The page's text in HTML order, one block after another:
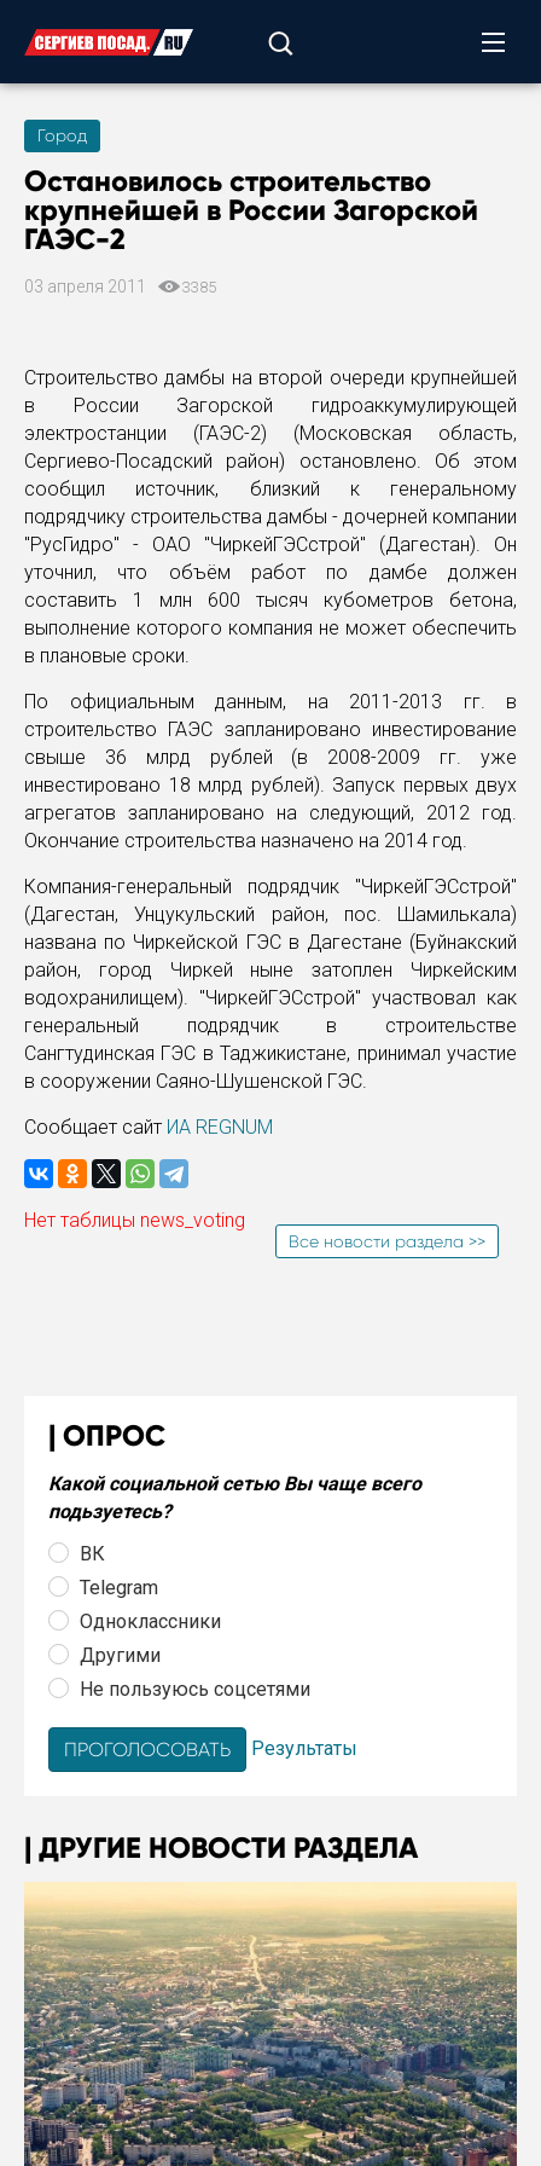
Город
Остановилось строительство
крупнейшей в России Загорской
ГАЭС-2
03 апреля 2011 3385
Строительство дамбы на второй очереди крупнейшей
в России Загорской гидроаккумулирующей
электростанции (ГАЭС-2) (Московская область,
Сергиево-Посадский район) остановлено. Об этом
сообщил источник, близкий к генеральному
подрядчику строительства дамбы - дочерней компании
"РусГидро" - ОАО "ЧиркейГЭСстрой" (Дагестан). Он
уточнил, что объём работ по дамбе должен
составить 1 млн 600 тысяч кубометров бетона,
выполнение которого компания не может обеспечить
в плановые сроки.
По официальным данным, на 2011-2013 гг. в
строительство ГАЭС запланировано инвестирование
свыше 36 млрд рублей (в 2008-2009 гг. уже
инвестировано 18 млрд рублей). Запуск первых двух
агрегатов запланировано на следующий, 2012 год.
Окончание строительства назначено на 2014 год.
Компания-генеральный подрядчик "ЧиркейГЭСстрой"
(Дагестан, Унцукульский район, пос. Шамилькала)
названа по Чиркейской ГЭС в Дагестане (Буйнакский
район, город Чиркей ныне затоплен Чиркейским
водохранилищем). "ЧиркейГЭСстрой" участвовал как
генеральный подрядчик в строительстве
Сангтудинская ГЭС в Таджикистане, принимал участие
в сооружении Саяно-Шушенской ГЭС.
Сообщает сайт ИА REGNUM
Нет таблицы news_voting
Все новости раздела >>
ОПРОС
Какой социальной сетью Вы чаще всего
подьзуетесь?
ВК
Telegram
Одноклассники
Другими
Не пользуюсь соцсетями
Результаты
ДРУГИЕ НОВОСТИ РАЗДЕЛА